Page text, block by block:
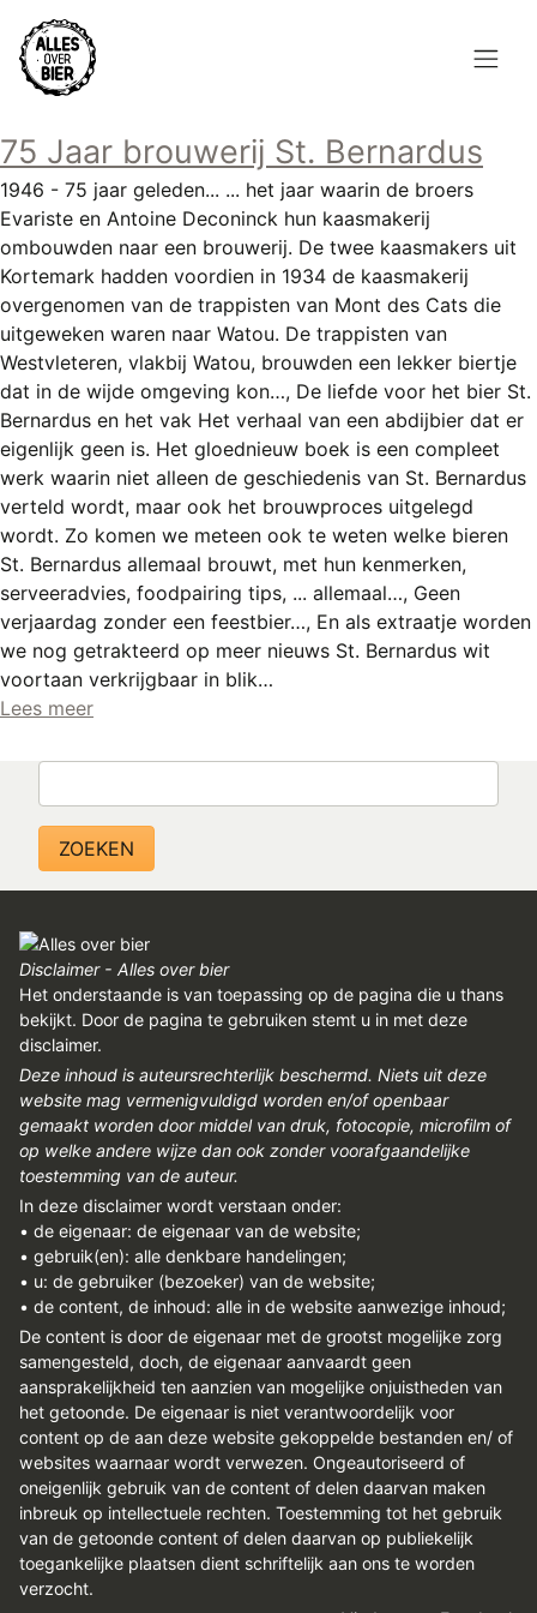
Overslaan
en
naar
gaan
Topmenu
INLOGGEN
REGISTREREN
ADVERTEREN
MELDPUNT
PERS/PUBLICATIES
Hoofdnavigatie
HOME
BROUWEN
BLOG
AANBOD
AGENDA
CONTACT
75 Jaar brouwerij St. Bernardus
1946 - 75 jaar geleden... ... het jaar waarin de broers
Evariste en Antoine Deconinck hun kaasmakerij
ombouwden naar een brouwerij. De twee kaasmakers uit
Kortemark hadden voordien in 1934 de kaasmakerij
overgenomen van de trappisten van Mont des Cats die
uitgeweken waren naar Watou. De trappisten van
Westvleteren, vlakbij Watou, brouwden een lekker biertje
dat in de wijde omgeving kon…, De liefde voor het bier St.
Bernardus en het vak Het verhaal van een abdijbier dat er
eigenlijk geen is. Het gloednieuw boek is een compleet
werk waarin niet alleen de geschiedenis van St. Bernardus
verteld wordt, maar ook het brouwproces uitgelegd
wordt. Zo komen we meteen ook te weten welke bieren
St. Bernardus allemaal brouwt, met hun kenmerken,
serveeradvies, foodpairing tips, ... allemaal…, Geen
verjaardag zonder een feestbier…, En als extraatje worden
we nog getrakteerd op meer nieuws St. Bernardus wit
voortaan verkrijgbaar in blik…
Lees meer
Disclaimer - Alles over bier
Het onderstaande is van toepassing op de pagina die u thans
bekijkt. Door de pagina te gebruiken stemt u in met deze
disclaimer.
Deze inhoud is auteursrechterlijk beschermd. Niets uit deze
website mag vermenigvuldigd worden en/of openbaar
gemaakt worden door middel van druk, fotocopie, microfilm of
op welke andere wijze dan ook zonder voorafgaandelijke
toestemming van de auteur.
In deze disclaimer wordt verstaan onder:
• de eigenaar: de eigenaar van de website;
• gebruik(en): alle denkbare handelingen;
• u: de gebruiker (bezoeker) van de website;
• de content, de inhoud: alle in de website aanwezige inhoud;
De content is door de eigenaar met de grootst mogelijke zorg
samengesteld, doch, de eigenaar aanvaardt geen
aansprakelijkheid ten aanzien van mogelijke onjuistheden van
het getoonde. De eigenaar is niet verantwoordelijk voor
content op de aan deze website gekoppelde bestanden en/ of
websites waarnaar wordt verwezen. Ongeautoriseerd of
oneigenlijk gebruik van de content of delen daarvan maken
inbreuk op intellectuele rechten. Toestemming tot het gebruik
van de getoonde content of delen daarvan op publiekelijk
toegankelijke plaatsen dient schriftelijk aan ons te worden
verzocht.